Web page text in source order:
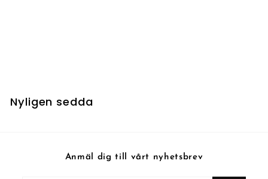
Nyligen sedda
Anmäl dig till vårt nyhetsbrev